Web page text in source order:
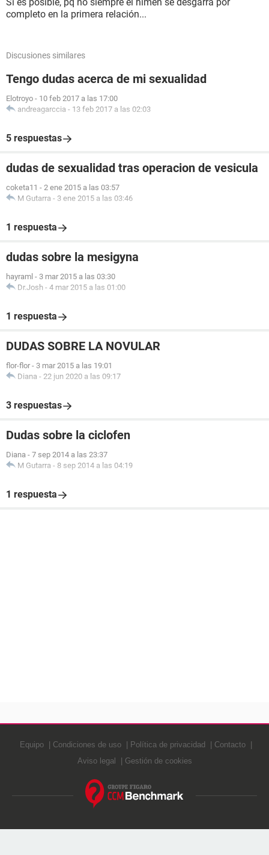
completo en la primera relación...
Discusiones similares
Tengo dudas acerca de mi sexualidad
Elotroyo - 10 feb 2017 a las 17:00
andreagarccia - 13 feb 2017 a las 02:03
5 respuestas
dudas de sexualidad tras operacion de vesicula
coketa11 - 2 ene 2015 a las 03:57
M Gutarra - 3 ene 2015 a las 03:46
1 respuesta
dudas sobre la mesigyna
hayraml - 3 mar 2015 a las 03:30
Dr.Josh - 4 mar 2015 a las 01:00
1 respuesta
DUDAS SOBRE LA NOVULAR
flor-flor - 3 mar 2015 a las 19:01
Diana - 22 jun 2020 a las 09:17
3 respuestas
Dudas sobre la ciclofen
Diana - 7 sep 2014 a las 23:37
M Gutarra - 8 sep 2014 a las 04:19
1 respuesta
Equipo Condiciones de uso Política de privacidad
Contacto
Aviso legal
Gestión de cookies